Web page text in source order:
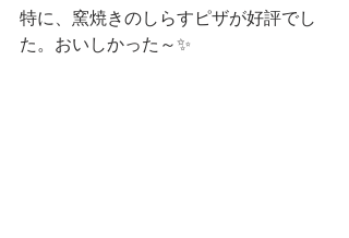
特に、窯焼きのしらすピザが好評でし
た。おいしかった～✨